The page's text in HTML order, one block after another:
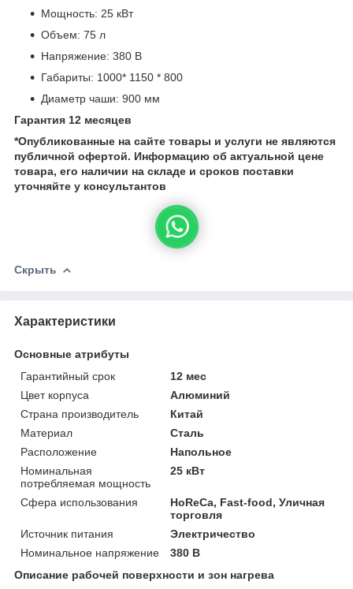
Мощность: 25 кВт
Объем: 75 л
Напряжение: 380 В
Габариты: 1000* 1150 * 800
Диаметр чаши: 900 мм
Гарантия 12 месяцев
*Опубликованные на сайте товары и услуги не являются
публичной офертой. Информацию об актуальной цене
товара, его наличии на складе и сроков поставки
уточняйте у консультантов
Скрыть
Характеристики
Основные атрибуты
Гарантийный срок
12 мес
Цвет корпуса
Алюминий
Страна производитель
Китай
Материал
Сталь
Расположение
Напольное
Номинальная
потребляемая мощность
25 кВт
Сфера использования
HoReCa, Fast-food, Уличная
торговля
Источник питания
Электричество
Номинальное напряжение
380 В
Описание рабочей поверхности и зон нагрева